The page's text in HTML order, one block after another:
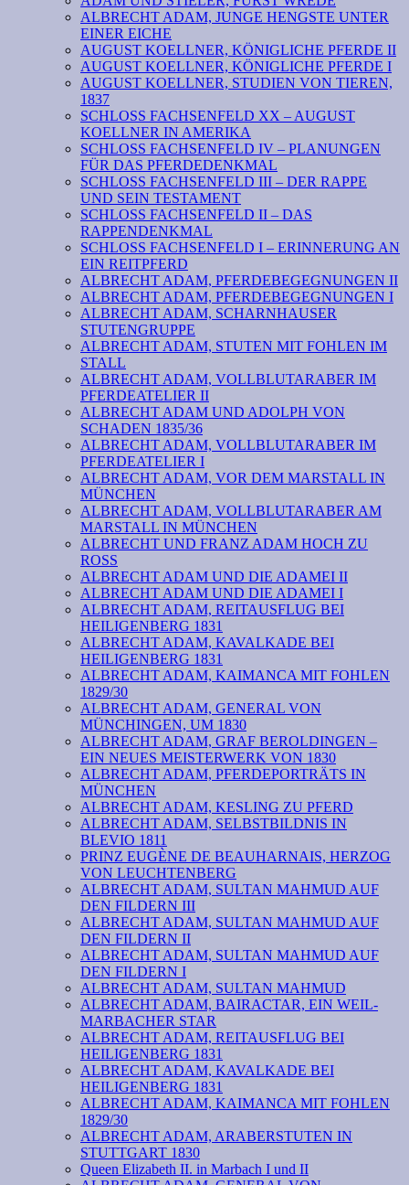
ALBRECHT ADAM, JUNGE HENGSTE UNTER
EINER EICHE
AUGUST KOELLNER, KÖNIGLICHE PFERDE II
AUGUST KOELLNER, KÖNIGLICHE PFERDE I
AUGUST KOELLNER, STUDIEN VON TIEREN,
1837
SCHLOSS FACHSENFELD XX – AUGUST
KOELLNER IN AMERIKA
SCHLOSS FACHSENFELD IV – PLANUNGEN
FÜR DAS PFERDEDENKMAL
SCHLOSS FACHSENFELD III – DER RAPPE
UND SEIN TESTAMENT
SCHLOSS FACHSENFELD II – DAS
RAPPENDENKMAL
SCHLOSS FACHSENFELD I – ERINNERUNG AN
EIN REITPFERD
ALBRECHT ADAM, PFERDEBEGEGNUNGEN II
ALBRECHT ADAM, PFERDEBEGEGNUNGEN I
ALBRECHT ADAM, SCHARNHAUSER
STUTENGRUPPE
ALBRECHT ADAM, STUTEN MIT FOHLEN IM
STALL
ALBRECHT ADAM, VOLLBLUTARABER IM
PFERDEATELIER II
ALBRECHT ADAM UND ADOLPH VON
SCHADEN 1835/36
ALBRECHT ADAM, VOLLBLUTARABER IM
PFERDEATELIER I
ALBRECHT ADAM, VOR DEM MARSTALL IN
MÜNCHEN
ALBRECHT ADAM, VOLLBLUTARABER AM
MARSTALL IN MÜNCHEN
ALBRECHT UND FRANZ ADAM HOCH ZU
ROSS
ALBRECHT ADAM UND DIE ADAMEI II
ALBRECHT ADAM UND DIE ADAMEI I
ALBRECHT ADAM, REITAUSFLUG BEI
HEILIGENBERG 1831
ALBRECHT ADAM, KAVALKADE BEI
HEILIGENBERG 1831
ALBRECHT ADAM, KAIMANCA MIT FOHLEN
1829/30
ALBRECHT ADAM, GENERAL VON
MÜNCHINGEN, UM 1830
ALBRECHT ADAM, GRAF BEROLDINGEN –
EIN NEUES MEISTERWERK VON 1830
ALBRECHT ADAM, PFERDEPORTRÄTS IN
MÜNCHEN
ALBRECHT ADAM, KESLING ZU PFERD
ALBRECHT ADAM, SELBSTBILDNIS IN
BLEVIO 1811
PRINZ EUGÈNE DE BEAUHARNAIS, HERZOG
VON LEUCHTENBERG
ALBRECHT ADAM, SULTAN MAHMUD AUF
DEN FILDERN III
ALBRECHT ADAM, SULTAN MAHMUD AUF
DEN FILDERN II
ALBRECHT ADAM, SULTAN MAHMUD AUF
DEN FILDERN I
ALBRECHT ADAM, SULTAN MAHMUD
ALBRECHT ADAM, BAIRACTAR, EIN WEIL-
MARBACHER STAR
ALBRECHT ADAM, REITAUSFLUG BEI
HEILIGENBERG 1831
ALBRECHT ADAM, KAVALKADE BEI
HEILIGENBERG 1831
ALBRECHT ADAM, KAIMANCA MIT FOHLEN
1829/30
ALBRECHT ADAM, ARABERSTUTEN IN
STUTTGART 1830
Queen Elizabeth II. in Marbach I und II